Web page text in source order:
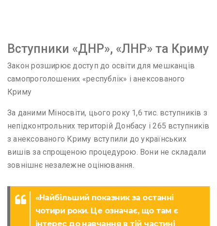
Вступники «ДНР», «ЛНР» та Криму
Закон розширює доступ до освіти для мешканців
самопроголошених «республік» і анексованого
Криму
За даними Міносвіти, цього року 1,6 тис. вступників з
непідконтрольних територій Донбасу і 265 вступників
з анексованого Криму вступили до українських
вишів за спрощеною процедурою. Вони не складали
зовнішнє незалежне оцінювання.
«Найбільший показник за останні
чотири роки. Це означає, що там є
інтерес до навчання в тій частині